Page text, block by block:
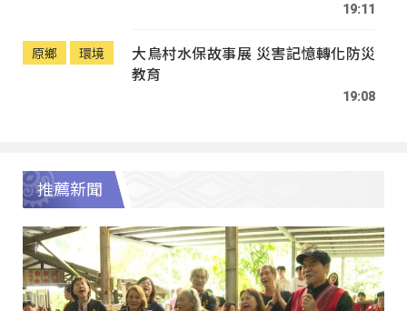
19:11
原鄉 環境
大鳥村水保故事展 災害記憶轉化防災
教育
19:08
推薦新聞